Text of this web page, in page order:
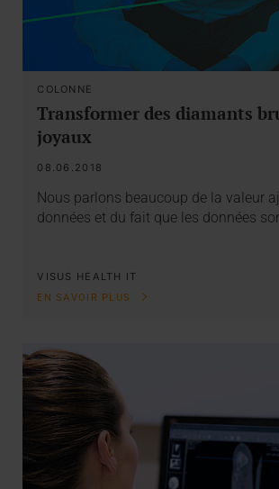
COLONNE
Transformer des diamants
joyaux
08.06.2018
Nous parlons beaucoup de la valeur
données et du fait que les données
VISUS HEALTH IT
EN SAVOIR PLUS